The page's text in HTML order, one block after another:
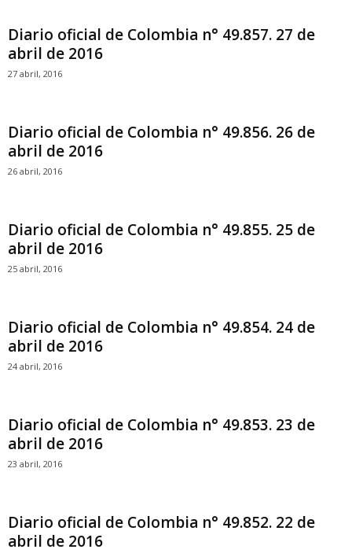
Diario oficial de Colombia n° 49.857. 27 de
abril de 2016
27 abril, 2016
Diario oficial de Colombia n° 49.856. 26 de
abril de 2016
26 abril, 2016
Diario oficial de Colombia n° 49.855. 25 de
abril de 2016
25 abril, 2016
Diario oficial de Colombia n° 49.854. 24 de
abril de 2016
24 abril, 2016
Diario oficial de Colombia n° 49.853. 23 de
abril de 2016
23 abril, 2016
Diario oficial de Colombia n° 49.852. 22 de
abril de 2016